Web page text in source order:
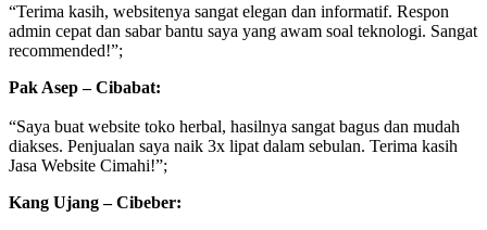
“Terima kasih, websitenya sangat elegan dan informatif. Respon
admin cepat dan sabar bantu saya yang awam soal teknologi. Sangat
recommended!”;
Pak Asep – Cibabat:
“Saya buat website toko herbal, hasilnya sangat bagus dan mudah
diakses. Penjualan saya naik 3x lipat dalam sebulan. Terima kasih
Jasa Website Cimahi!”;
Kang Ujang – Cibeber: